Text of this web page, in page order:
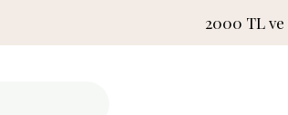
2000 TL